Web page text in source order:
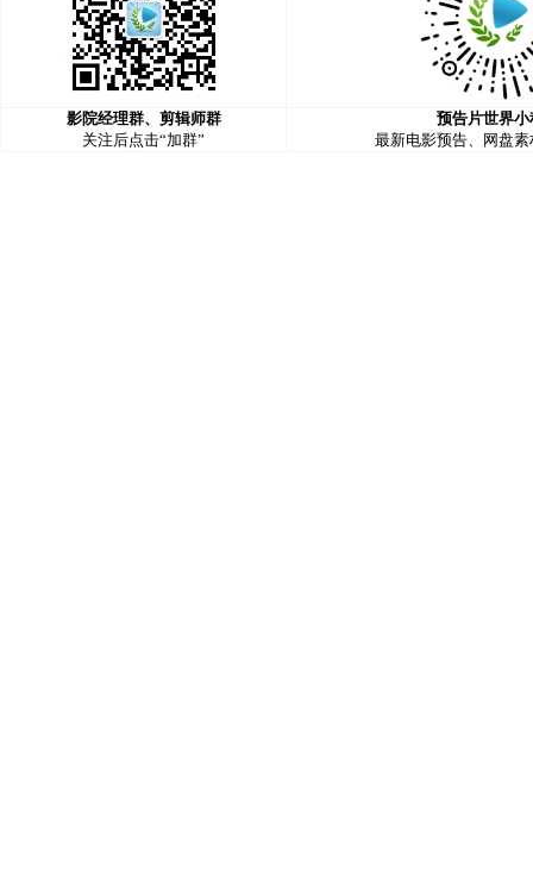
影院经理群、剪辑师群
关注后点击“加群”
预告片世界小
最新电影预告、网盘